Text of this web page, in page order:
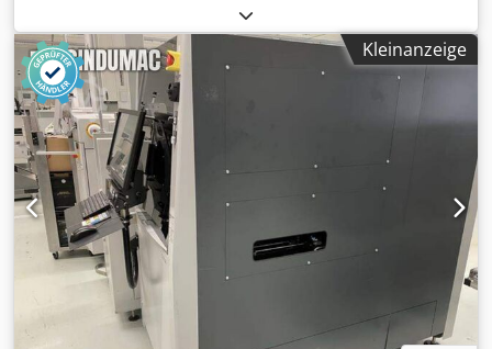
Grundfläche: ca. 10x6 m, Messbereich: ca. 8x3 m, 2
Messständer, Höhe: ca. 350 cm, kalibriert: 04/24, diverse
Messwerkzeuge, mit Zubehör Dksdpezqy R Iofx AdrjrKleinanzeige